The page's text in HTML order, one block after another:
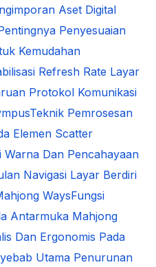
Aset Digital
Penyesuaian
Kemudahan
Refresh Rate Layar
Protokol Komunikasi
Teknik Pemrosesan
Elemen Scatter
Warna Dan Pencahayaan
Navigasi Layar Berdiri
WaysFungsi
Antarmuka Mahjong
Dan Ergonomis Pada
Utama Penurunan